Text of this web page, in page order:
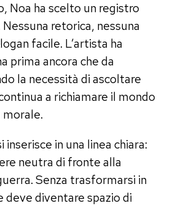
Noa ha scelto un registro
retorica, nessuna
facile. L’artista ha
prima ancora che da
la necessità di ascoltare
a richiamare il mondo
inserisce in una linea chiara:
neutra di fronte alla
Senza trasformarsi in
deve diventare spazio di